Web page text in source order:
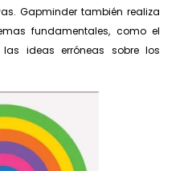
Gapminder también realiza
fundamentales, como el
ideas erróneas sobre los